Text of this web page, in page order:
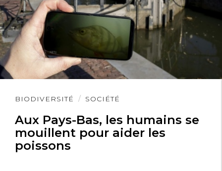
BIODIVERSITÉ SOCIÉTÉ
Aux Pays-Bas, les humains se
mouillent pour aider les
poissons
Lire